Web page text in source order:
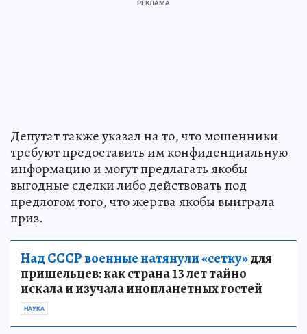
Депутат также указал на то, что мошенники
требуют предоставить им конфиденциальную
информацию и могут предлагать якобы
выгодные сделки либо действовать под
предлогом того, что жертва якобы выиграла
приз.
Над СССР военные натянули «сетку»для
пришельцев: как страна 13 лет тайно
искала и изучала инопланетных гостей
НАУКА